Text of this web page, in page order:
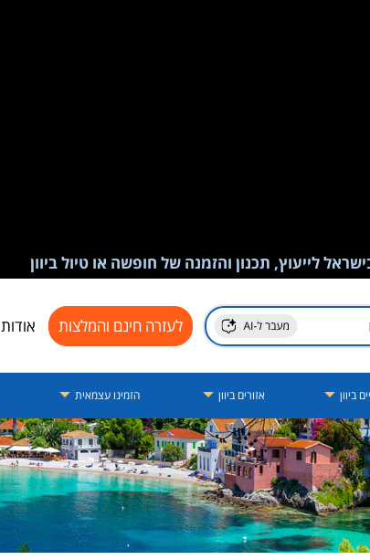
לייעוץ, תכנון והזמנה של חופשה או טיול ביוון
לעזרה חינם והמלצות אודות
ביוון אזורים ביוון הזמינו עצמאית